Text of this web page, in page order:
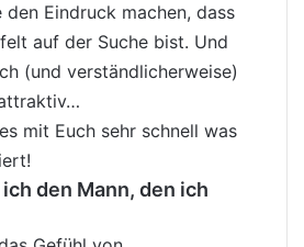
den Eindruck machen, dass
auf der Suche bist. Und
(und verständlicherweise)
mit Euch sehr schnell was
den Mann, den ich